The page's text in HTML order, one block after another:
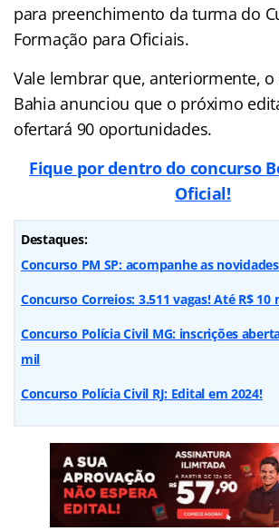
para preenchimento da turma do
Formação para Oficiais.
Vale lembrar que, anteriormente, o
Bahia anunciou que o próximo
ofertará 90 oportunidades.
Fique por dentro do concurso
Oficial!
Destaques:
Concurso PM SP: acompanhe as
Concurso Correios: 3.511 vagas! Até R$ 10
Concurso Polícia Civil MG: inscrições
mil
Concurso Polícia Civil RJ: Edital em 2024!